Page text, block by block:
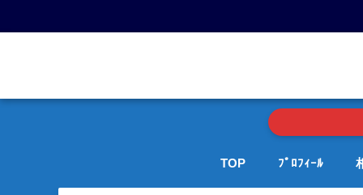
TOP ﾌﾟﾛﾌｨｰﾙ